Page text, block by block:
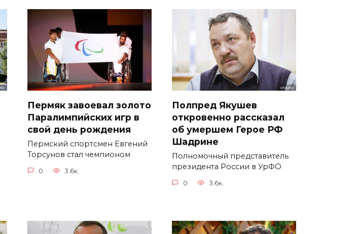
Пермяк завоевал золото
Паралимпийских игр в
свой день рождения
Пермский спортсмен Евгений
Торсунов стал чемпионом
0 3.6к.
Полпред Якушев
откровенно рассказал
об умершем Герое РФ
Шадрине
Полномочный представитель
президента России в УрФО
0 3.6к.